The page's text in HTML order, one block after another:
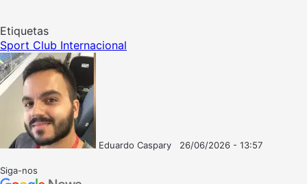
Etiquetas
Sport Club Internacional
Eduardo Caspary
26/06/2026 - 13:57
Siga-nos